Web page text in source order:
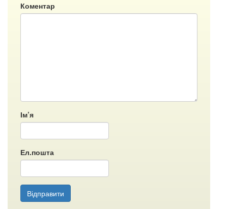
Коментар
Ім’я
Ел.пошта
Відправити